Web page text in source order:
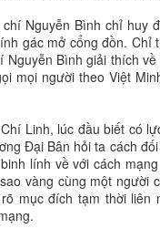
Nguyễn Bình chỉ huy
gác mở cổng đồn.
Nguyễn Bình giải thích
mọi người theo Việt
Linh, lúc đầu biết có
Đại Bân hỏi ta cách
lính về với cách
vàng cùng một người
mục đích tạm thời